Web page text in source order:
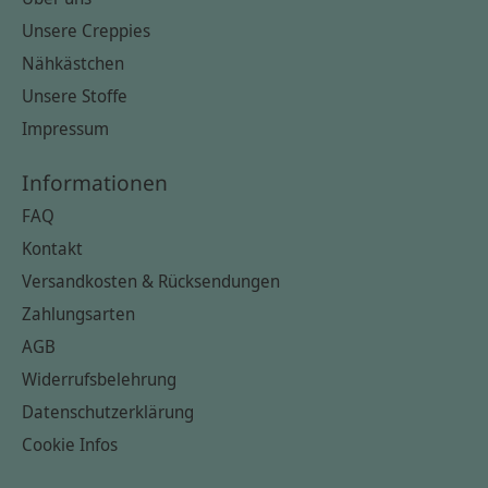
Unsere Creppies
Nähkästchen
Unsere Stoffe
Impressum
Informationen
FAQ
Kontakt
Versandkosten & Rücksendungen
Zahlungsarten
AGB
Widerrufsbelehrung
Datenschutzerklärung
Cookie Infos